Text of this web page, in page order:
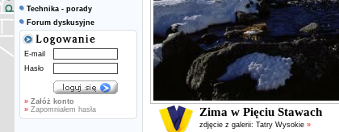
Technika - porady
Forum dyskusyjne
E-mail
Hasło
» Załóż konto
» Zapomniałem hasła Zima w Pięciu Stawach
zdjęcie z galerii: Tatry Wysokie »